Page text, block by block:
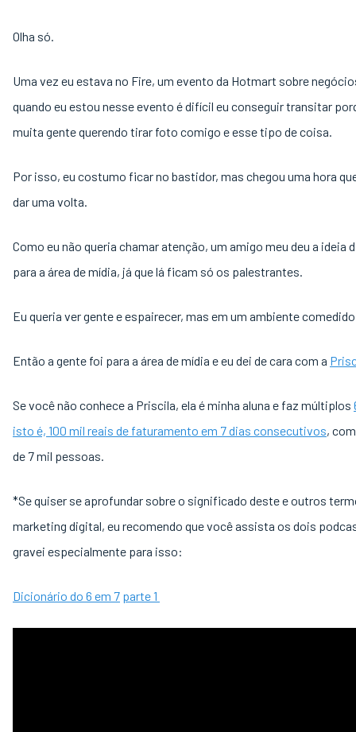
Olha só.
Uma vez eu estava no Fire, um evento da Hotmart sobre
quando eu estou nesse evento é difícil eu conseguir transitar
muita gente querendo tirar foto comigo e esse tipo de coisa.
Por isso, eu costumo ficar no bastidor, mas chegou uma hora
dar uma volta.
Como eu não queria chamar atenção, um amigo meu deu a ideia
para a área de mídia, já que lá ficam só os palestrantes.
Eu queria ver gente e espairecer, mas em um ambiente
Então a gente foi para a área de mídia e eu dei de cara com a
Se você não conhece a Priscila, ela é minha aluna e faz múltiplos
isto é, 100 mil reais de faturamento em 7 dias consecutivos,
de 7 mil pessoas.
*Se quiser se aprofundar sobre o significado deste e outros
marketing digital, eu recomendo que você assista os dois
gravei especialmente para isso:
Dicionário do 6 em 7 parte 1